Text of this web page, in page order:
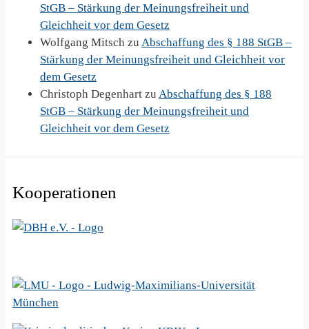
StGB – Stärkung der Meinungsfreiheit und
Gleichheit vor dem Gesetz
Wolfgang Mitsch zu Abschaffung des § 188 StGB –
Stärkung der Meinungsfreiheit und Gleichheit vor
dem Gesetz
Christoph Degenhart zu Abschaffung des § 188
StGB – Stärkung der Meinungsfreiheit und
Gleichheit vor dem Gesetz
Kooperationen